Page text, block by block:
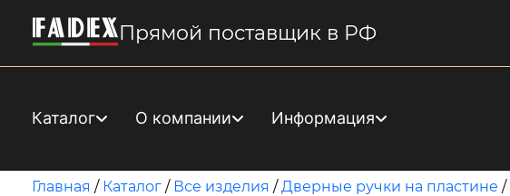
Прямой поставщик в РФ
Каталог О компании Информация
Главная / Каталог / Все изделия /Дверные ручки на пластине /